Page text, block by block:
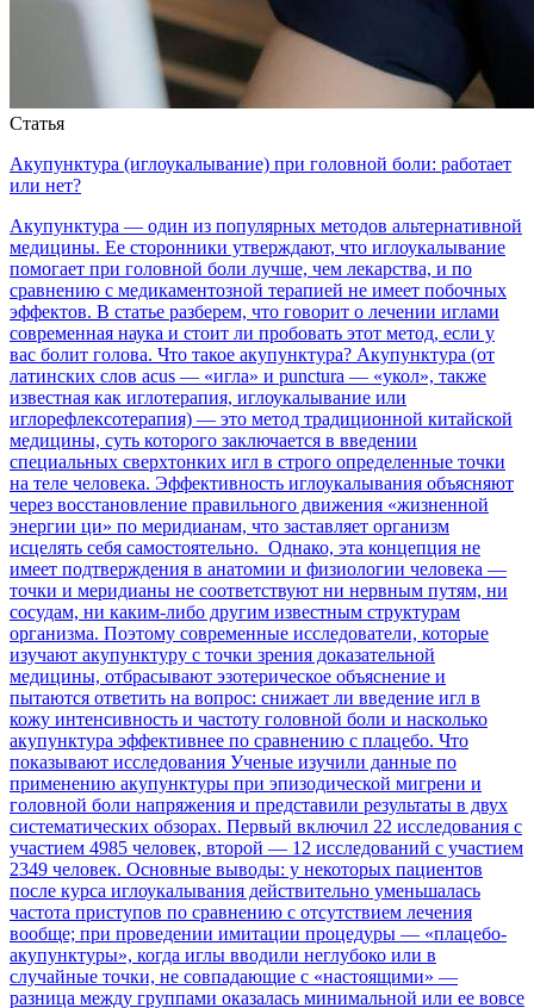
Статья
Акупунктура (иглоукалывание) при головной боли: работает
или нет?
Акупунктура — один из популярных методов альтернативной
медицины. Ее сторонники утверждают, что иглоукалывание
помогает при головной боли лучше, чем лекарства, и по
сравнению с медикаментозной терапией не имеет побочных
эффектов. В статье разберем, что говорит о лечении иглами
современная наука и стоит ли пробовать этот метод, если у
вас болит голова. Что такое акупунктура? Акупунктура (от
латинских слов acus — «игла» и punctura — «укол», также
известная как иглотерапия, иглоукалывание или
иглорефлексотерапия) — это метод традиционной китайской
медицины, суть которого заключается в введении
специальных сверхтонких игл в строго определенные точки
на теле человека. Эффективность иглоукалывания объясняют
через восстановление правильного движения «жизненной
энергии ци» по меридианам, что заставляет организм
исцелять себя самостоятельно. Однако, эта концепция не
имеет подтверждения в анатомии и физиологии человека —
точки и меридианы не соответствуют ни нервным путям, ни
сосудам, ни каким-либо другим известным структурам
организма. Поэтому современные исследователи, которые
изучают акупунктуру с точки зрения доказательной
медицины, отбрасывают эзотерическое объяснение и
пытаются ответить на вопрос: снижает ли введение игл в
кожу интенсивность и частоту головной боли и насколько
акупунктура эффективнее по сравнению с плацебо. Что
показывают исследования Ученые изучили данные по
применению акупунктуры при эпизодической мигрени и
головной боли напряжения и представили результаты в двух
систематических обзорах. Первый включил 22 исследования с
участием 4985 человек, второй — 12 исследований с участием
2349 человек. Основные выводы: у некоторых пациентов
после курса иглоукалывания действительно уменьшалась
частота приступов по сравнению с отсутствием лечения
вообще; при проведении имитации процедуры — «плацебо-
акупунктуры», когда иглы вводили неглубоко или в
случайные точки, не совпадающие с «настоящими» —
разница между группами оказалась минимальной или ее вовсе